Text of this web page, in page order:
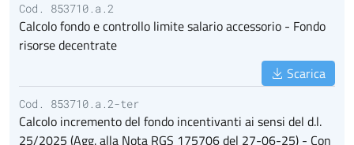
Cod. 853710.a.2
Calcolo fondo e controllo limite salario accessorio - Fondo
risorse decentrate
Scarica
Cod. 853710.a.2-ter
Calcolo incremento del fondo incentivanti ai sensi del d.l.
25/2025 (Agg. alla Nota RGS 175706 del 27-06-25) - Con